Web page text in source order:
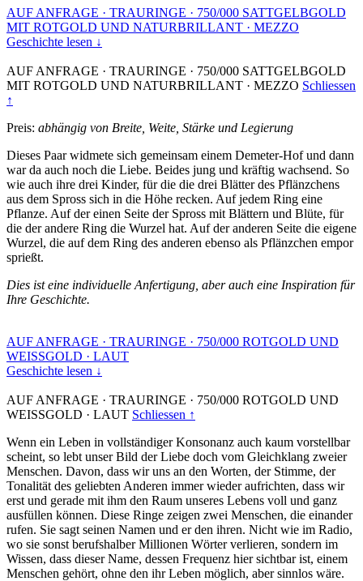
AUF ANFRAGE · TRAURINGE · 750/000 SATTGELBGOLD
MIT ROTGOLD UND NATURBRILLANT · MEZZO
Geschichte lesen ↓
AUF ANFRAGE · TRAURINGE · 750/000 SATTGELBGOLD
MIT ROTGOLD UND NATURBRILLANT · MEZZO Schliessen
↑
Preis: abhängig von Breite, Weite, Stärke und Legierung
Dieses Paar widmete sich gemeinsam einem Demeter-Hof und dann
war da auch noch die Liebe. Beides jung und kräftig wachsend. So
wie auch ihre drei Kinder, für die die drei Blätter des Pflänzchens
aus dem Spross sich in die Höhe recken. Auf jedem Ring eine
Pflanze. Auf der einen Seite der Spross mit Blättern und Blüte, für
die der andere Ring die Wurzel hat. Auf der anderen Seite die eigene
Wurzel, die auf dem Ring des anderen ebenso als Pflänzchen empor
sprießt.
Dies ist eine individuelle Anfertigung, aber auch eine Inspiration für
Ihre Geschichte.
AUF ANFRAGE · TRAURINGE · 750/000 ROTGOLD UND
WEISSGOLD · LAUT
Geschichte lesen ↓
AUF ANFRAGE · TRAURINGE · 750/000 ROTGOLD UND
WEISSGOLD · LAUT Schliessen ↑
Wenn ein Leben in vollständiger Konsonanz auch kaum vorstellbar
scheint, so lebt unser Bild der Liebe doch vom Gleichklang zweier
Menschen. Davon, dass wir uns an den Worten, der Stimme, der
Tonalität des geliebten Anderen immer wieder aufrichten, dass wir
erst und gerade mit ihm den Raum unseres Lebens voll und ganz
ausfüllen können. Diese Ringe zeigen zwei Menschen, die einander
rufen. Sie sagt seinen Namen und er den ihren. Nicht wie im Radio,
wo sie sonst berufshalber Millionen Wörter verlieren, sondern im
Wissen, dass dieser Name, dessen Frequenz hier sichtbar ist, einem
Menschen gehört, ohne den ihr Leben möglich, aber sinnlos wäre.